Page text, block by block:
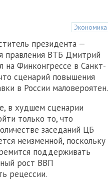
Экономика
президента —
правления ВТБ Дмитрий
на Финконгрессе в Санкт-
сценарий повышения
в России маловероятен.
в худшем сценарии
только то, что
заседаний ЦБ
неизменной, поскольку
поддерживать
рост ВВП
рецессии.